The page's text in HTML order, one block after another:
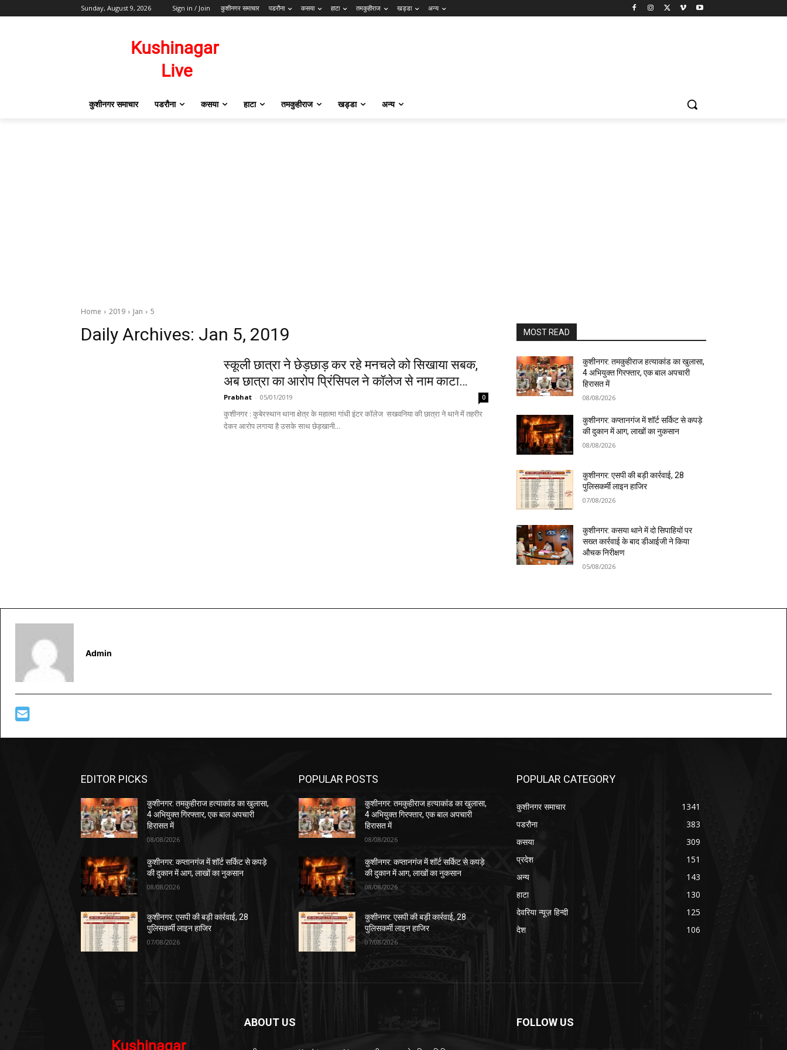
Sunday, August 9, 2026 Sign in / Join कुशीनगर समाचार पडरौना कसया हाटा तमकुहीराज खड्डा अन्य
कुशीनगर समाचार पडरौना कसया हाटा तमकुहीराज खड्डा अन्य
Home 2019 Jan 5
Daily Archives: Jan 5, 2019
स्कूली छात्रा ने छेड़छाड़ कर रहे मनचले को सिखाया सबक,
अब छात्रा का आरोप प्रिंसिपल ने कॉलेज से नाम काटा…
Prabhat - 05/01/2019 0
कुशीनगर : कुबेरस्थान थाना क्षेत्र के महात्मा गांधी इंटर कॉलेज सखवनिया की छात्रा ने थाने में तहरीर
देकर आरोप लगाया है उसके साथ छेड़खानी...
MOST READ
कुशीनगर: तमकुहीराज हत्याकांड का खुलासा,
4 अभियुक्त गिरफ्तार, एक बाल अपचारी
हिरासत में
08/08/2026
कुशीनगर: कप्तानगंज में शॉर्ट सर्किट से कपड़े
की दुकान में आग, लाखों का नुकसान
08/08/2026
कुशीनगर: एसपी की बड़ी कार्रवाई, 28
पुलिसकर्मी लाइन हाजिर
07/08/2026
कुशीनगर: कसया थाने में दो सिपाहियों पर
सख्त कार्रवाई के बाद डीआईजी ने किया
औचक निरीक्षण
05/08/2026
Admin
EDITOR PICKS
कुशीनगर: तमकुहीराज हत्याकांड का खुलासा,
4 अभियुक्त गिरफ्तार, एक बाल अपचारी
हिरासत में
08/08/2026
कुशीनगर: कप्तानगंज में शॉर्ट सर्किट से कपड़े
की दुकान में आग, लाखों का नुकसान
08/08/2026
कुशीनगर: एसपी की बड़ी कार्रवाई, 28
पुलिसकर्मी लाइन हाजिर
07/08/2026
POPULAR POSTS
कुशीनगर: तमकुहीराज हत्याकांड का खुलासा,
4 अभियुक्त गिरफ्तार, एक बाल अपचारी
हिरासत में
08/08/2026
कुशीनगर: कप्तानगंज में शॉर्ट सर्किट से कपड़े
की दुकान में आग, लाखों का नुकसान
08/08/2026
कुशीनगर: एसपी की बड़ी कार्रवाई, 28
पुलिसकर्मी लाइन हाजिर
07/08/2026
POPULAR CATEGORY
कुशीनगर समाचार
1341
पडरौना
383
कसया
309
प्रदेश
151
अन्य
143
हाटा
130
देवरिया न्यूज़ हिन्दी
125
देश
106
ABOUT US FOLLOW US